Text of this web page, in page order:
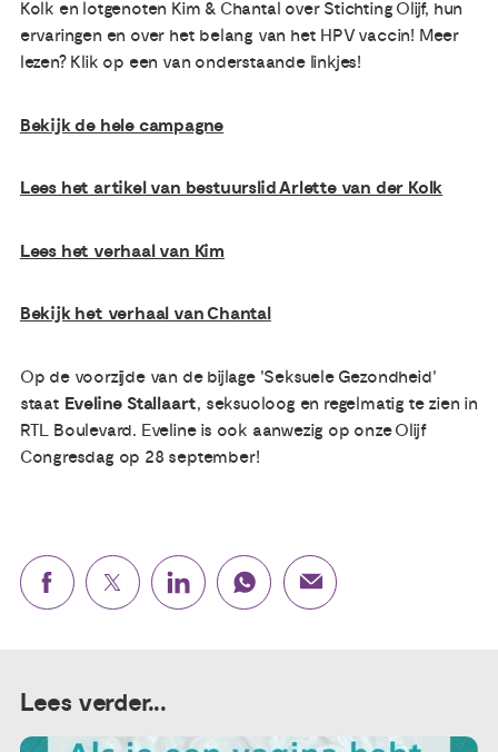
Contact
Kolk en lotgenoten Kim & Chantal over Stichting Olijf, hun
ervaringen en over het belang van het HPV vaccin! Meer
lezen? Klik op een van onderstaande linkjes!
Bekijk de hele campagne
Lees het artikel van bestuurslid Arlette van der Kolk
Lees het verhaal van Kim
Bekijk het verhaal van Chantal
Op de voorzijde van de bijlage 'Seksuele Gezondheid'
staat Eveline Stallaart, seksuoloog en regelmatig te zien in
RTL Boulevard. Eveline is ook aanwezig op onze Olijf
Congresdag op 28 september!
Lees verder...